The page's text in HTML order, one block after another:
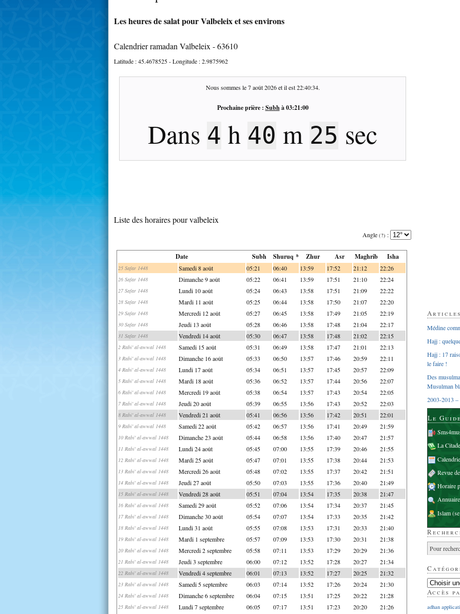
Les heures de salat pour Valbeleix et ses environs
Calendrier ramadan Valbeleix - 63610
Latitude :45.4678525- Longitude :2.9875962
Nous sommes le7 août 2026et il est22:40:34.
Prochaine prière : Subhà03:21:00
Dans 4 h 40 m 25 sec
Liste des horaires pour valbeleix
Angle (?) :
Date Subh Shuruq * Zhur Asr Maghrib Isha
25 Safar 1448 Samedi 8 août 05:21 06:40 13:59 17:52 21:12 22:26
26 Safar 1448 Dimanche 9 août 05:22 06:41 13:59 17:51 21:10 22:24
27 Safar 1448 Lundi 10 août 05:24 06:43 13:58 17:51 21:09 22:22
28 Safar 1448 Mardi 11 août 05:25 06:44 13:58 17:50 21:07 22:20
29 Safar 1448 Mercredi 12 août 05:27 06:45 13:58 17:49 21:05 22:19
30 Safar 1448 Jeudi 13 août 05:28 06:46 13:58 17:48 21:04 22:17
31 Safar 1448 Vendredi 14 août 05:30 06:47 13:58 17:48 21:02 22:15
2 Rabi' al-awwal 1448 Samedi 15 août 05:31 06:49 13:58 17:47 21:01 22:13
3 Rabi' al-awwal 1448 Dimanche 16 août 05:33 06:50 13:57 17:46 20:59 22:11
4 Rabi' al-awwal 1448 Lundi 17 août 05:34 06:51 13:57 17:45 20:57 22:09
5 Rabi' al-awwal 1448 Mardi 18 août 05:36 06:52 13:57 17:44 20:56 22:07
6 Rabi' al-awwal 1448 Mercredi 19 août 05:38 06:54 13:57 17:43 20:54 22:05
7 Rabi' al-awwal 1448 Jeudi 20 août 05:39 06:55 13:56 17:43 20:52 22:03
8 Rabi' al-awwal 1448 Vendredi 21 août 05:41 06:56 13:56 17:42 20:51 22:01
9 Rabi' al-awwal 1448 Samedi 22 août 05:42 06:57 13:56 17:41 20:49 21:59
10 Rabi' al-awwal 1448 Dimanche 23 août 05:44 06:58 13:56 17:40 20:47 21:57
11 Rabi' al-awwal 1448 Lundi 24 août 05:45 07:00 13:55 17:39 20:46 21:55
12 Rabi' al-awwal 1448 Mardi 25 août 05:47 07:01 13:55 17:38 20:44 21:53
13 Rabi' al-awwal 1448 Mercredi 26 août 05:48 07:02 13:55 17:37 20:42 21:51
14 Rabi' al-awwal 1448 Jeudi 27 août 05:50 07:03 13:55 17:36 20:40 21:49
15 Rabi' al-awwal 1448 Vendredi 28 août 05:51 07:04 13:54 17:35 20:38 21:47
16 Rabi' al-awwal 1448 Samedi 29 août 05:52 07:06 13:54 17:34 20:37 21:45
17 Rabi' al-awwal 1448 Dimanche 30 août 05:54 07:07 13:54 17:33 20:35 21:42
18 Rabi' al-awwal 1448 Lundi 31 août 05:55 07:08 13:53 17:31 20:33 21:40
19 Rabi' al-awwal 1448 Mardi 1 septembre 05:57 07:09 13:53 17:30 20:31 21:38
20 Rabi' al-awwal 1448 Mercredi 2 septembre 05:58 07:11 13:53 17:29 20:29 21:36
21 Rabi' al-awwal 1448 Jeudi 3 septembre 06:00 07:12 13:52 17:28 20:27 21:34
22 Rabi' al-awwal 1448 Vendredi 4 septembre 06:01 07:13 13:52 17:27 20:25 21:32
23 Rabi' al-awwal 1448 Samedi 5 septembre 06:03 07:14 13:52 17:26 20:24 21:30
24 Rabi' al-awwal 1448 Dimanche 6 septembre 06:04 07:15 13:51 17:25 20:22 21:28
25 Rabi' al-awwal 1448 Lundi 7 septembre 06:05 07:17 13:51 17:23 20:20 21:26
Médine
Hajj :
Hajj : 17
le faire !
Des
Musulman
2003-2013 –
Le
La
Revue
Horaire
Islam
Accès
adhan